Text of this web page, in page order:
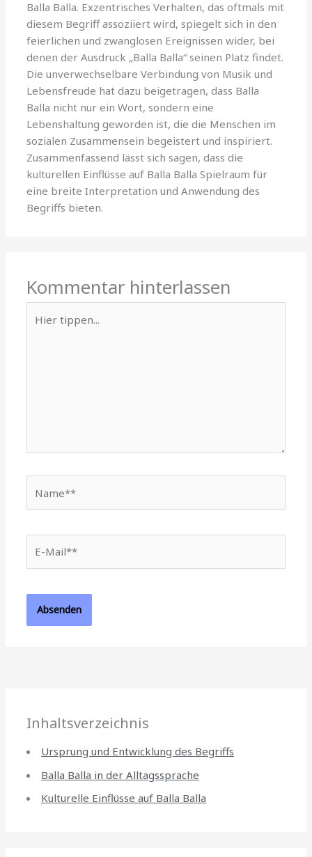
Balla Balla. Exzentrisches Verhalten, das oftmals mit
diesem Begriff assoziiert wird, spiegelt sich in den
feierlichen und zwanglosen Ereignissen wider, bei
denen der Ausdruck „Balla Balla“ seinen Platz findet.
Die unverwechselbare Verbindung von Musik und
Lebensfreude hat dazu beigetragen, dass Balla
Balla nicht nur ein Wort, sondern eine
Lebenshaltung geworden ist, die die Menschen im
sozialen Zusammensein begeistert und inspiriert.
Zusammenfassend lässt sich sagen, dass die
kulturellen Einflüsse auf Balla Balla Spielraum für
eine breite Interpretation und Anwendung des
Begriffs bieten.
Kommentar hinterlassen
tippen...
Mail**
Inhaltsverzeichnis
Ursprung und Entwicklung des Begriffs
Balla Balla in der Alltagssprache
Kulturelle Einflüsse auf Balla Balla